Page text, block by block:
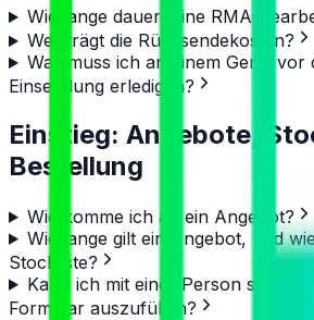
Wie lange dauert eine RMA-
Wer trägt die Rücksendekosten?
Was muss ich an einem Gerät vor
Einsendung erledigen?
Einstieg: Angebote,
Bestellung
Wie komme ich an ein Angebot?
Wie lange gilt ein Angebot, und wie
Stockliste?
Kann ich mit einer Person
Formular auszufüllen?